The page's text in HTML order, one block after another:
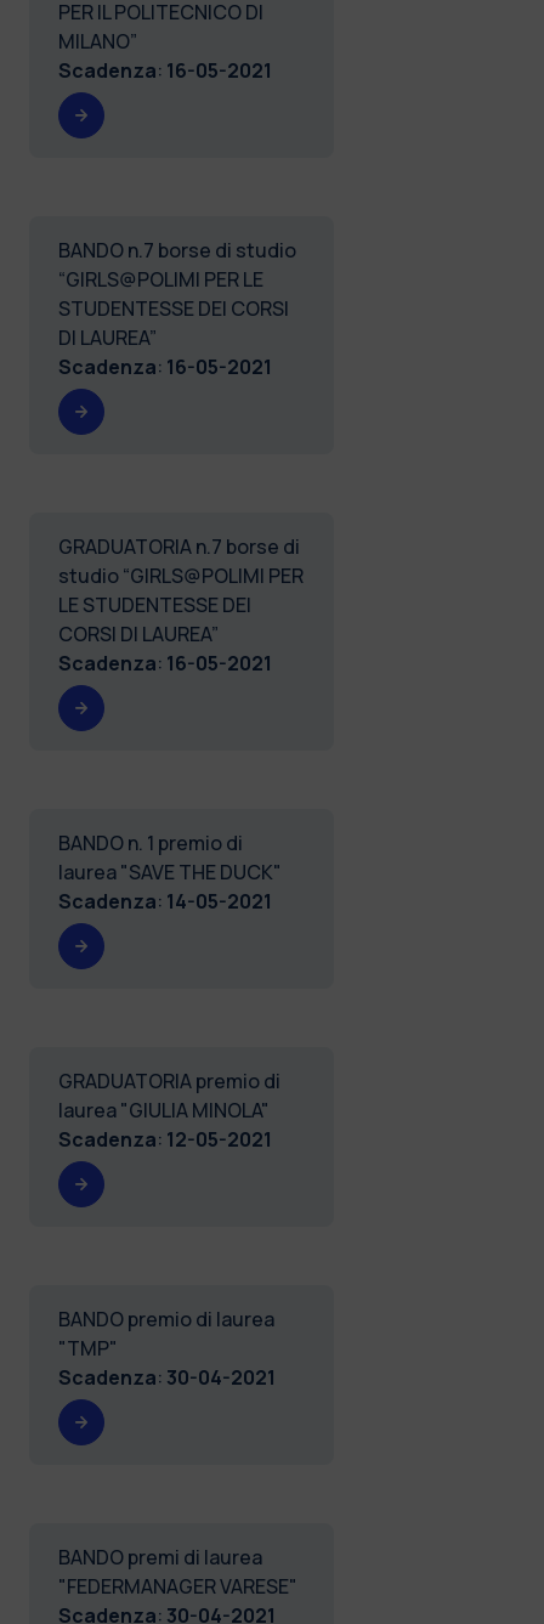
PER IL POLITECNICO DI
MILANO”
Scadenza: 16-05-2021
BANDO n.7 borse di studio
“GIRLS@POLIMI PER LE
STUDENTESSE DEI CORSI
DI LAUREA”
Scadenza: 16-05-2021
GRADUATORIA n.7 borse di
studio “GIRLS@POLIMI PER
LE STUDENTESSE DEI
CORSI DI LAUREA”
Scadenza: 16-05-2021
BANDO n. 1 premio di
laurea "SAVE THE DUCK"
Scadenza: 14-05-2021
GRADUATORIA premio di
laurea "GIULIA MINOLA"
Scadenza: 12-05-2021
BANDO premio di laurea
"TMP"
Scadenza: 30-04-2021
BANDO premi di laurea
"FEDERMANAGER VARESE"
Scadenza: 30-04-2021